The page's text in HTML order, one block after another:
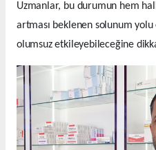
Uzmanlar, bu durumun hem
artması beklenen solunum
olumsuz etkileyebileceğine